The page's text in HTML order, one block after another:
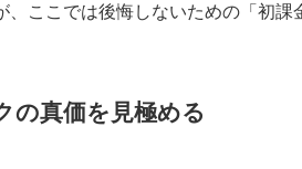
ここでは後悔しないための「初課
の真価を見極める